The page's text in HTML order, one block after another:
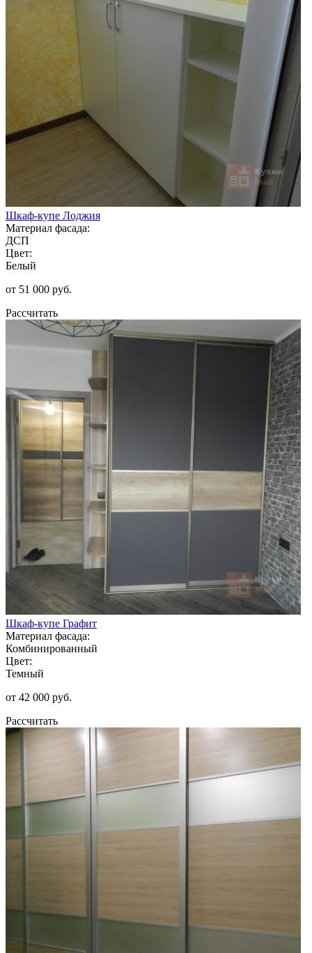
Шкаф-купе Лоджия
Материал фасада:
ДСП
Цвет:
Белый
от 51 000 руб.
Рассчитать
Шкаф-купе Графит
Материал фасада:
Комбинированный
Цвет:
Темный
от 42 000 руб.
Рассчитать